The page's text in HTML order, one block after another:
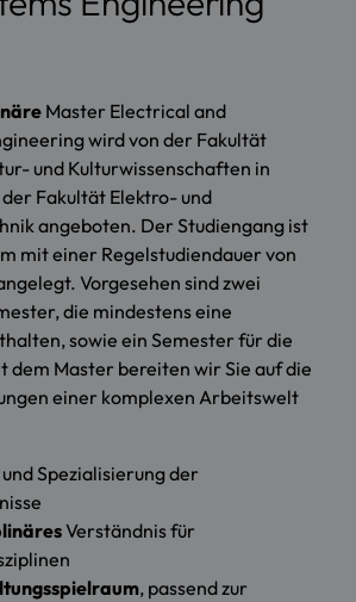
Master Electrical and
wird von der Fakultät
und Kulturwissenschaften in
Fakultät Elektro- und
angeboten. Der Studiengang ist
mit einer Regelstudiendauer von
Vorgesehen sind zwei
die mindestens eine
sowie ein Semester für die
dem Master bereiten wir Sie auf die
einer komplexen Arbeitswelt
Spezialisierung der
Verständnis für
, passend zur